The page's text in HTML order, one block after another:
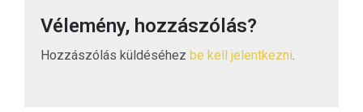
Vélemény, hozzászólás?
Hozzászólás küldéséhez be kell jelentkezni.